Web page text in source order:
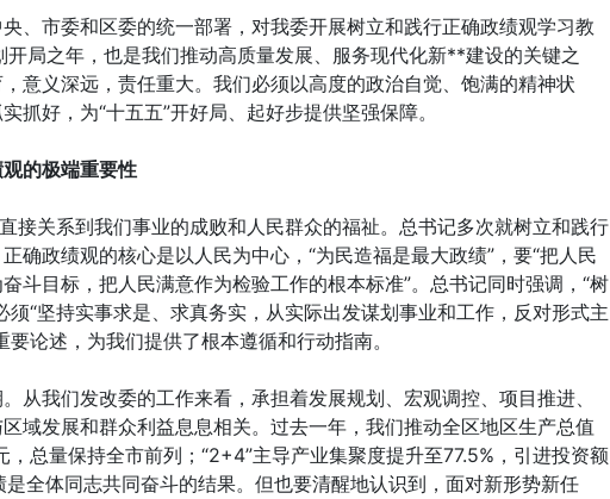
、市委和区委的统一部署，对我委开展树立和践行正确政绩观学习教
局之年，也是我们推动高质量发展、服务现代化新**建设的关键之
意义深远，责任重大。我们必须以高度的政治自觉、饱满的精神状
好，为“十五五”开好局、起好步提供坚强保障。
的极端重要性
接关系到我们事业的成败和人民群众的福祉。总书记多次就树立和践行
确政绩观的核心是以人民为中心，“为民造福是最大政绩”，要“把人民
斗目标，把人民满意作为检验工作的根本标准”。总书记同时强调，“树
“坚持实事求是、求真务实，从实际出发谋划事业和工作，反对形式主
论述，为我们提供了根本遵循和行动指南。
从我们发改委的工作来看，承担着发展规划、宏观调控、项目推进、
域发展和群众利益息息相关。过去一年，我们推动全区地区生产总值
总量保持全市前列；“2+4”主导产业集聚度提升至77.5%，引进投资额
全体同志共同奋斗的结果。但也要清醒地认识到，面对新形势新任